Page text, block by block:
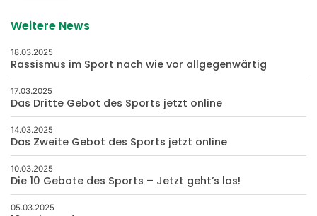
Weitere News
18.03.2025
Rassismus im Sport nach wie vor allgegenwärtig
17.03.2025
Das Dritte Gebot des Sports jetzt online
14.03.2025
Das Zweite Gebot des Sports jetzt online
10.03.2025
Die 10 Gebote des Sports – Jetzt geht’s los!
05.03.2025